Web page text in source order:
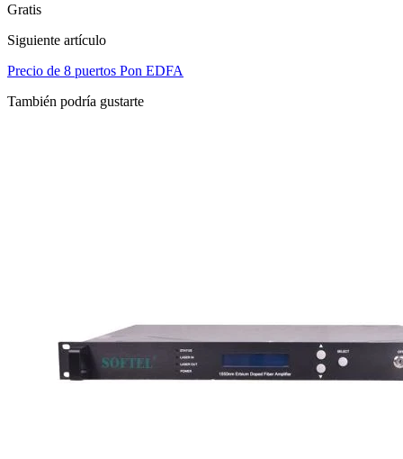
Gratis
Siguiente artículo
Precio de 8 puertos Pon EDFA
También podría gustarte